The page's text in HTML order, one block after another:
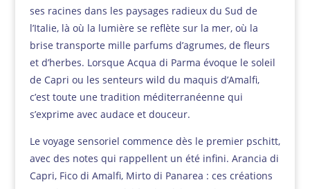
ses racines dans les paysages radieux du Sud de
l’Italie, là où la lumière se reflète sur la mer, où la
brise transporte mille parfums d’agrumes, de fleurs
et d’herbes. Lorsque Acqua di Parma évoque le soleil
de Capri ou les senteurs wild du maquis d’Amalfi,
c’est toute une tradition méditerranéenne qui
s’exprime avec audace et douceur.
Le voyage sensoriel commence dès le premier pschitt,
avec des notes qui rappellent un été infini. Arancia di
Capri, Fico di Amalfi, Mirto di Panarea : ces créations